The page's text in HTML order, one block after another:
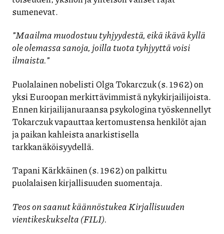
sumenevat.
”Maailma muodostuu tyhjyydestä, eikä ikävä kyllä
ole olemassa sanoja, joilla tuota tyhjyyttä voisi
ilmaista.”
Puolalainen nobelisti Olga Tokarczuk (s. 1962) on
yksi Euroopan merkittävimmistä nykykirjailijoista.
Ennen kirjailijanuraansa psykologina työskennellyt
Tokarczuk vapauttaa kertomustensa henkilöt ajan
ja paikan kahleista anarkistisella
tarkkanäköisyydellä.
Tapani Kärkkäinen (s. 1962) on palkittu
puolalaisen kirjallisuuden suomentaja.
Teos on saanut käännöstukea Kirjallisuuden
vientikeskukselta (FILI).